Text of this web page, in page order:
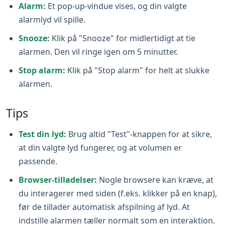
Alarm: Et pop‑up-vindue vises, og din valgte
alarmlyd vil spille.
Snooze: Klik på "Snooze" for midlertidigt at tie
alarmen. Den vil ringe igen om 5 minutter.
Stop alarm: Klik på "Stop alarm" for helt at slukke
alarmen.
Tips
Test din lyd: Brug altid "Test"-knappen for at sikre,
at din valgte lyd fungerer, og at volumen er
passende.
Browser-tilladelser: Nogle browsere kan kræve, at
du interagerer med siden (f.eks. klikker på en knap),
før de tillader automatisk afspilning af lyd. At
indstille alarmen tæller normalt som en interaktion.